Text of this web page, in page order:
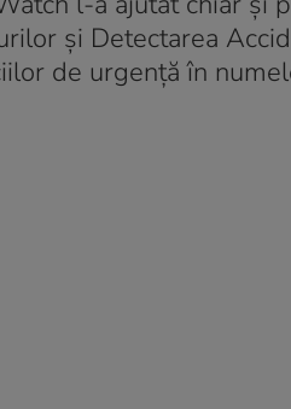
și Detectarea
de urgență în